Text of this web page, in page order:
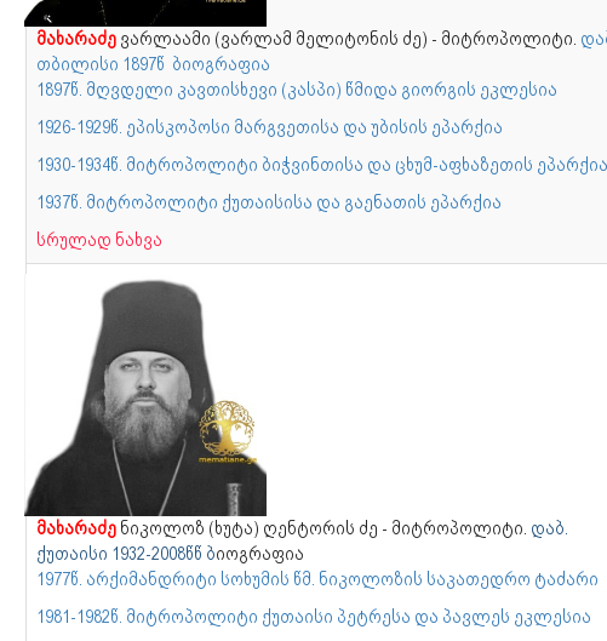
მახარაძევარლაამი (ვარლამ მელიტონის ძე) - მიტროპოლიტი.
თბილისი 1897წ ბიოგრაფია
1897წ. მღვდელი კავთისხევი (კასპი) წმიდა გიორგის ეკლესია
1926-1929წ. ეპისკოპოსი მარგვეთისა და უბისის ეპარქია
1930-1934წ. მიტროპოლიტი ბიჭვინთისა და ცხუმ-აფხაზეთის ეპარქია
1937წ. მიტროპოლიტი ქუთაისისა და გაენათის ეპარქია
სრულად ნახვა
მახარაძენიკოლოზ (ხუტა) ღენტორის ძე - მიტროპოლიტი. დაბ.
ქუთაისი 1932-2008წწ ბიოგრაფია
1977წ. არქიმანდრიტი სოხუმის წმ. ნიკოლოზის საკათედრო ტაძარი
1981-1982წ. მიტროპოლიტი ქუთაისი პეტრესა და პავლეს ეკლესია